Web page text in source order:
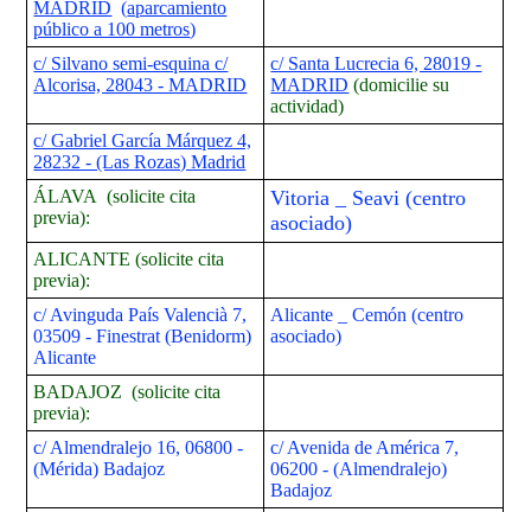
MADRID (aparcamiento
público a 100 metros)
c/ Silvano semi-esquina c/
Alcorisa, 28043 - MADRID
c/ Santa Lucrecia 6, 28019 -
MADRID (domicilie su
actividad)
c/ Gabriel García Márquez 4,
28232 - (Las Rozas) Madrid
ÁLAVA (solicite cita
previa):
Vitoria _ Seavi (centro
asociado)
ALICANTE (solicite cita
previa):
c/ Avinguda País Valencià 7,
03509 - Finestrat (Benidorm)
Alicante
Alicante _ Cemón (centro
asociado)
BADAJOZ (solicite cita
previa):
c/ Almendralejo 16, 06800 -
(Mérida) Badajoz
c/ Avenida de América 7,
06200 - (Almendralejo)
Badajoz